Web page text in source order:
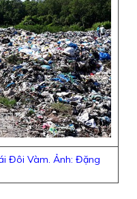
Đôi Vàm. Ảnh: Đặng